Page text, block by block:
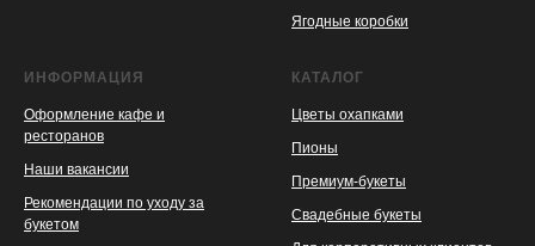
Ягодные коробки
ИНФОРМАЦИЯ
Оформление кафе и
ресторанов
Наши вакансии
Рекомендации по уходу за
букетом
КАТАЛОГ
Цветы охапками
Пионы
Премиум-букеты
Свадебные букеты